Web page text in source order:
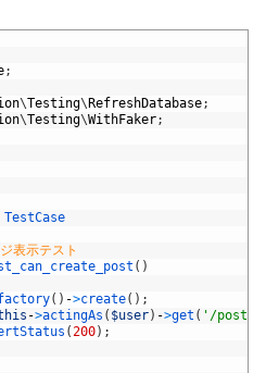
;
\Testing\RefreshDatabase;
\Testing\WithFaker;
TestCase
表示テスト
( )
( ) ->create( ) ;
->actingAs ( $user) ->get ( '/post/
( 200) ;